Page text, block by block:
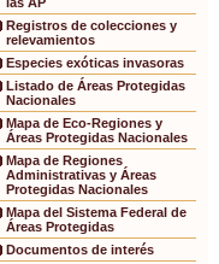
las AP
Registros de colecciones y
relevamientos
Especies exóticas invasoras
Listado de Áreas Protegidas
Nacionales
Mapa de Eco-Regiones y
Áreas Protegidas Nacionales
Mapa de Regiones
Administrativas y Áreas
Protegidas Nacionales
Mapa del Sistema Federal de
Áreas Protegidas
Documentos de interés